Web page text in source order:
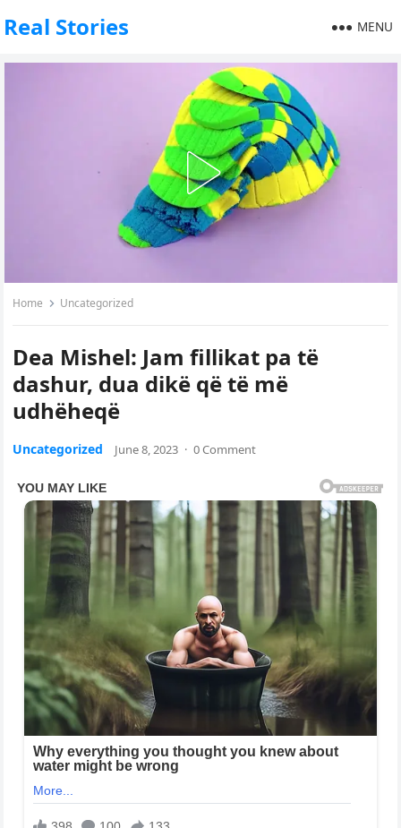
Real Stories MENU
Home Uncategorized
Dea Mishel: Jam fillikat pa të
dashur, dua dikë që të më
udhëheqë
Uncategorized June 8, 2023 · 0 Comment